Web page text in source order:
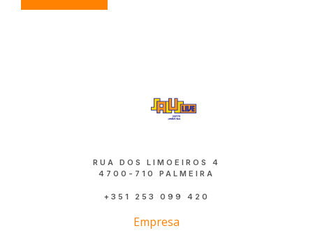
RUA DOS LIMOEIROS 4
4700-710 PALMEIRA
+351 253 099 420
Empresa